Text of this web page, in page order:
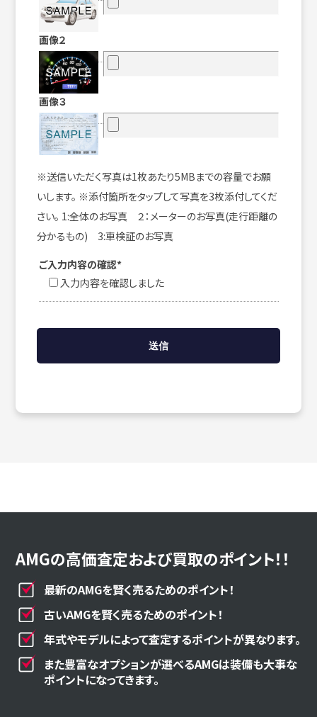
画像２
画像３
※送信いただく写真は1枚あたり5MBまでの容量でお願
いします。 ※添付箇所をタップして写真を3枚添付してくだ
さい。 1:全体のお写真 ２：メーターのお写真(走行距離の
分かるもの) 3:車検証のお写真
ご入力内容の確認*
入力内容を確認しました
AMGの高価査定および買取のポイント！！
最新のAMGを賢く売るためのポイント！
古いAMGを賢く売るためのポイント！
年式やモデルによって査定するポイントが異なります。
また豊富なオプションが選べるAMGは装備も大事な
ポイントになってきます。